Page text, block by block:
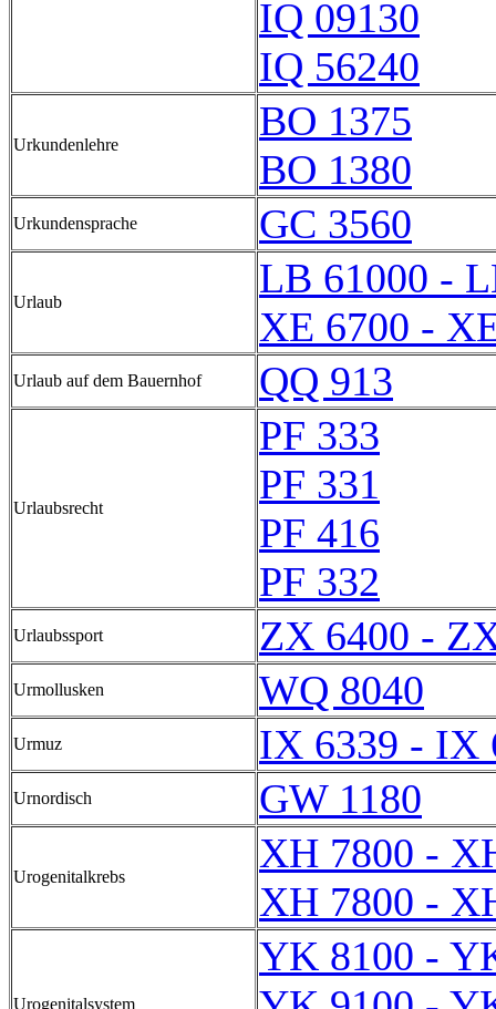
IQ 09130
IQ 56240
Urkundenlehre
BO 1375
BO 1380
Urkundensprache GC 3560
Urlaub
LB 61000 -
XE 6700 -
Urlaub auf dem Bauernhof QQ 913
Urlaubsrecht
PF 333
PF 331
PF 416
PF 332
Urlaubssport ZX 6400 -
Urmollusken WQ 8040
Urmuz IX 6339 - IX
Urnordisch GW 1180
Urogenitalkrebs
XH 7800 -
XH 7800 -
Urogenitalsystem
YK 8100 -